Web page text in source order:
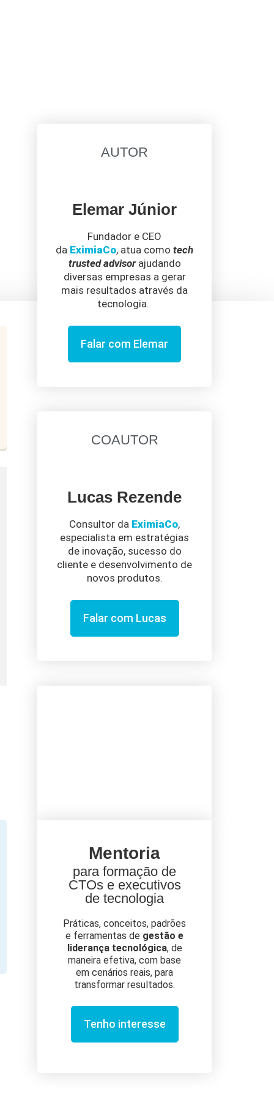
AUTOR
Elemar Júnior
Fundador e CEO
da EximiaCo, atua como tech
trusted advisorajudando
diversas empresas a gerar
mais resultados através da
tecnologia.
Falar com Elemar
COAUTOR
Lucas Rezende
Consultor da EximiaCo,
especialista em estratégias
de inovação, sucesso do
cliente e desenvolvimento de
novos produtos.
Falar com Lucas
Mentoria
para formação de
CTOs e executivos
de tecnologia
Práticas, conceitos, padrões
e ferramentas de gestão e
liderança tecnológica, de
maneira efetiva, com base
em cenários reais, para
transformar resultados.
Tenho interesse